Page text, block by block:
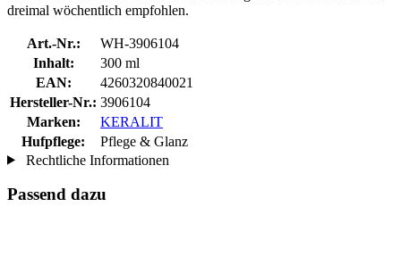
dreimal wöchentlich empfohlen.
Art.-Nr.:
WH-3906104
Inhalt:
300 ml
EAN:
4260320840021
Hersteller-Nr.: 3906104
Marken:
KERALIT
Hufpflege:
Pflege & Glanz
Rechtliche Informationen
Passend dazu